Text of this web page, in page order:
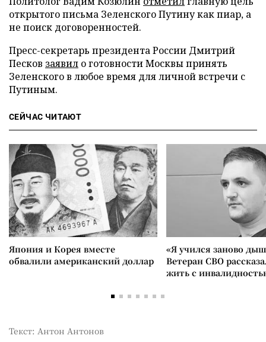
открытого письма Зеленского Путину как пиар, а
не поиск договоренностей.
Пресс-секретарь президента России Дмитрий
Песков заявил о готовности Москвы принять
Зеленского в любое время для личной встречи с
Путиным.
СЕЙЧАС ЧИТАЮТ
Япония и Корея вместе
обвалили американский доллар
«Я учился заново
Ветеран СВО
жить с
Текст: Антон Антонов